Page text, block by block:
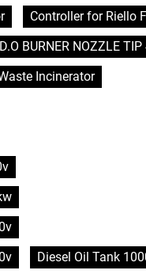
Controller for Riello
D.O BURNER NOZZLE
Incinerator
Diesel Oil Tank